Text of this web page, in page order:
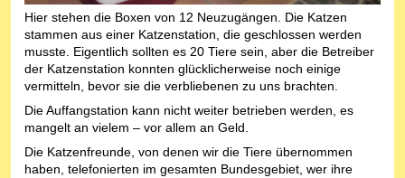
Hier stehen die Boxen von 12 Neuzugängen. Die Katzen
stammen aus einer Katzenstation, die geschlossen werden
musste. Eigentlich sollten es 20 Tiere sein, aber die Betreiber
der Katzenstation konnten glücklicherweise noch einige
vermitteln, bevor sie die verbliebenen zu uns brachten.
Die Auffangstation kann nicht weiter betrieben werden, es
mangelt an vielem – vor allem an Geld.
Die Katzenfreunde, von denen wir die Tiere übernommen
haben, telefonierten im gesamten Bundesgebiet, wer ihre